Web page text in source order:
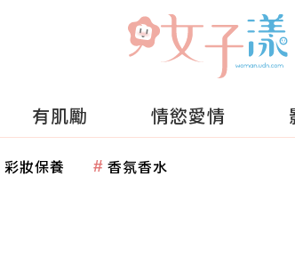
有肌勵 情慾愛情
彩妝保養 香氛香水